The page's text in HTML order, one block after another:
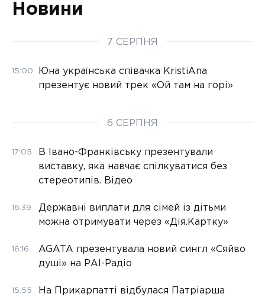
Новини
7 СЕРПНЯ
15:00
Юна українська співачка KristiAna
презентує новий трек «Ой там на горі»
6 СЕРПНЯ
17:05
В Івано-Франківську презентували
виставку, яка навчає спілкуватися без
стереотипів. Відео
16:39
Державні виплати для сімей із дітьми
можна отримувати через «Дія.Картку»
16:16
AGATA презентувала новий сингл «Сяйво
душі» на РАІ-Радіо
15:55
На Прикарпатті відбулася Патріарша